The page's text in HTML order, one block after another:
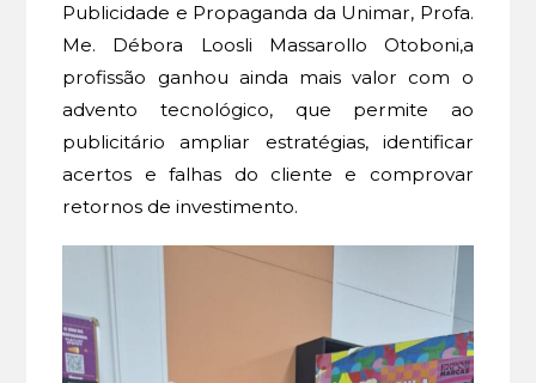
Publicidade e Propaganda da Unimar, Profa.
Me. Débora Loosli Massarollo Otoboni,a
profissão ganhou ainda mais valor com o
advento tecnológico, que permite ao
publicitário ampliar estratégias, identificar
acertos e falhas do cliente e comprovar
retornos de investimento.